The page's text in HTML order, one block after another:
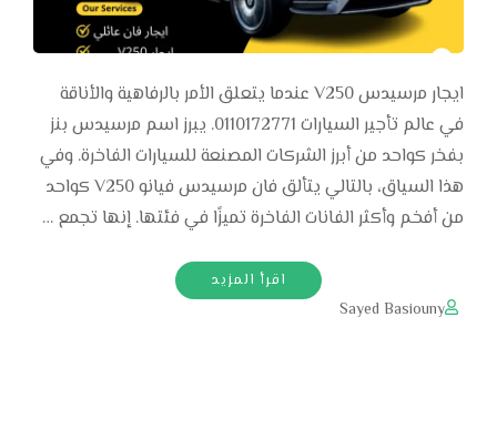
ايجار مرسيدس V250 عندما يتعلق الأمر بالرفاهية والأناقة
في عالم تأجير السيارات 0110172771. يبرز اسم مرسيدس بنز
بفخر كواحد من أبرز الشركات المصنعة للسيارات الفاخرة. وفي
هذا السياق، بالتالي يتألق فان مرسيدس فيانو V250 كواحد
من أفخم وأكثر الفانات الفاخرة تميزًا في فئتها. إنها تجمع …
اقرأ المزيد
Sayed Basiouny